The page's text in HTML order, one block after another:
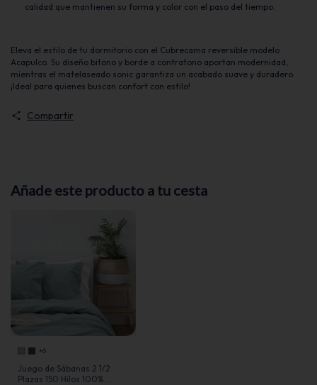
calidad que mantienen su forma y color con el paso del tiempo.
Eleva el estilo de tu dormitorio con el Cubrecama reversible modelo
Acapulco. Su diseño bitono y borde a contratono aportan modernidad,
mientras el matelaseado sonic garantiza un acabado suave y duradero.
¡Ideal para quienes buscan confort con estilo!
Compartir
Añade este producto a tu cesta
+6
Juego de Sábanas 2 1/2
Plazas 150 Hilos 100%